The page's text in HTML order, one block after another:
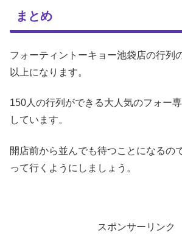
まとめ
フォーティントーキョー池袋店の行列
以上になります。
150人の行列ができる大人気のフォー
しています。
開店前から並んでも待つことになるの
って行くようにしましょう。
スポンサーリンク